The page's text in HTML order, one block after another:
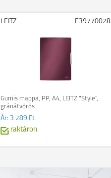
LEITZ E39770028
Gumis mappa, PP, A4, LEITZ "Style",
gránátvörös
Ár: 3 289 Ft
raktáron